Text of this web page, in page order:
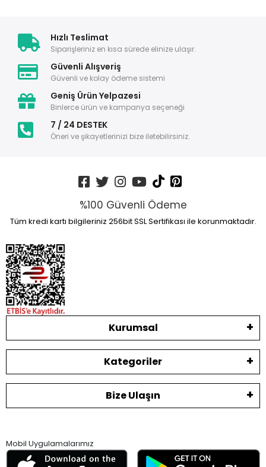
Hızlı Teslimat
Siparişleriniz en kısa sürede elinize ulaşır.
Güvenli Alışveriş
Güvenli ve kolay ödeme sistemi
Geniş Ürün Yelpazesi
Binlerce ürün ve kampanya seçeneği
7 / 24 DESTEK
Öneri ve şikayetlerinizi bize iletebilirsiniz.
%100 Güvenli Ödeme
Tüm kredi kartı bilgileriniz 256bit SSL Sertifikası ile korunmaktadır.
Kurumsal
Kategoriler
Bize Ulaşın
Mobil Uygulamalarımız